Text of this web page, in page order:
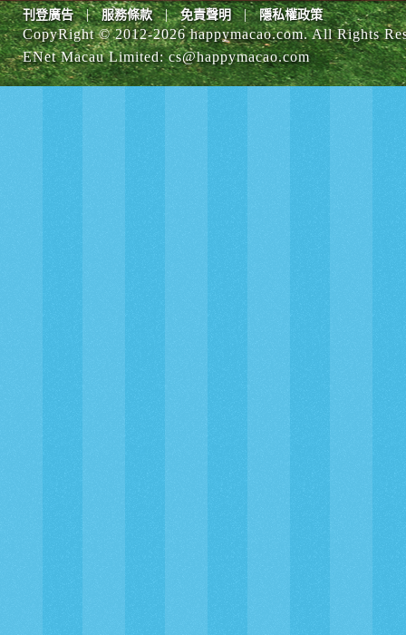
刊登廣告 | 服務條款 | 免責聲明 | 隱私權政策
CopyRight © 2012-2026 happymacao.com. All Rights
ENet Macau Limited:cs@happymacao.com